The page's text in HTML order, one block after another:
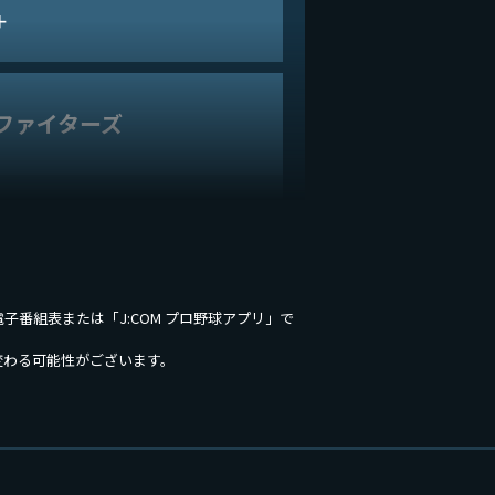
ァイターズ
ァローズ
番組表または「J:COM プロ野球アプリ」で
る可能性がございます。